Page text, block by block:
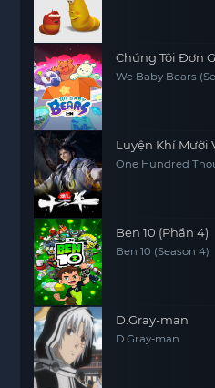
Chúng Tôi Đơn
We Baby Bears
Luyện Khí Mười
One Hundred
Ben 10 (Phần 4)
Ben 10 (Season 4)
D.Gray-man
D.Gray-man